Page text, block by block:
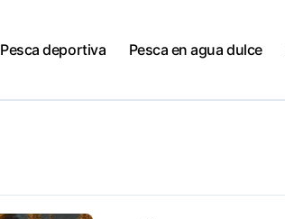
Pesca deportiva Pesca en agua dulce